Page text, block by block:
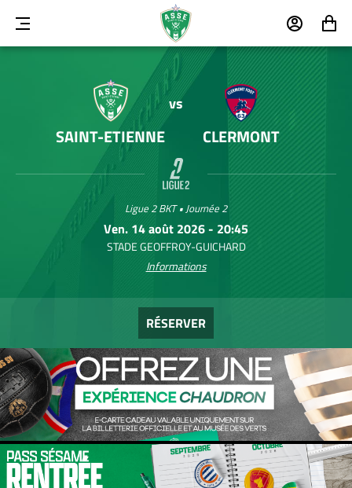
MENU MON
COMPTE
MON
PANIER
SAINT-ETIENNE
vs
CLERMONT
Ligue 2 BKT • Journée 2
Ven. 14 août 2026 - 20:45
STADE GEOFFROY-GUICHARD
Informations
RÉSERVER